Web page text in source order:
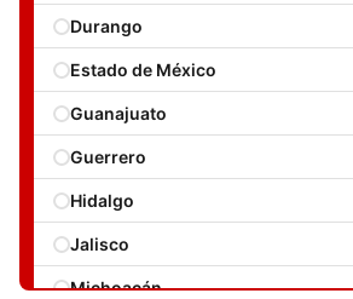
Durango
Estado de México
Guanajuato
Guerrero
Hidalgo
Jalisco
Michoacán